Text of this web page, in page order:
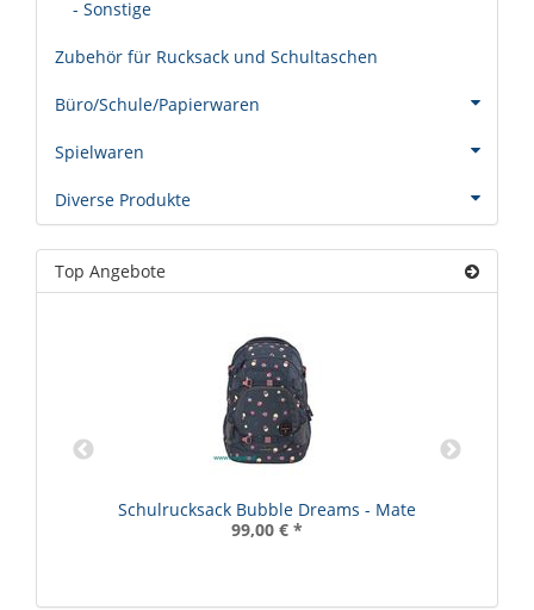
- Sonstige
Zubehör für Rucksack und Schultaschen
Büro/Schule/Papierwaren
Spielwaren
Diverse Produkte
Top Angebote
Schulrucksack Bubble Dreams - Mate
99,00 € *